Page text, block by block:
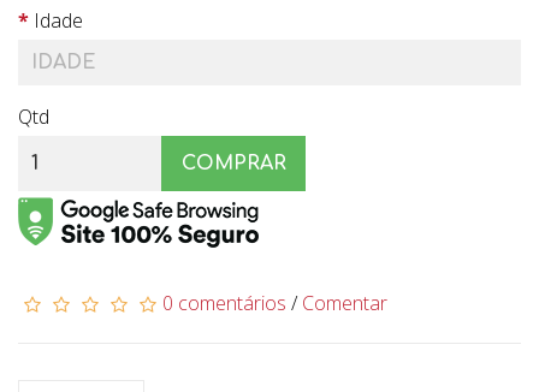
Idade
Qtd
COMPRAR
0 comentários /Comentar